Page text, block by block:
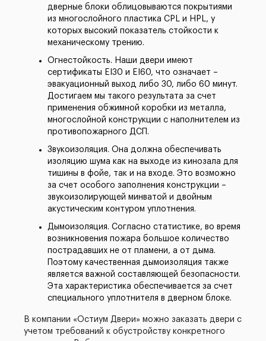
дверные блоки облицовываются покрытиями
из многослойного пластика CPL и HPL, у
которых высокий показатель стойкости к
механическому трению.
Огнестойкость. Наши двери имеют
сертификаты EI30 и EI60, что означает –
эвакуационный выход либо 30, либо 60 минут.
Достигаем мы такого результата за счет
применения обжимной коробки из металла,
многослойной конструкции с наполнителем из
противопожарного ДСП.
Звукоизоляция. Она должна обеспечивать
изоляцию шума как на выходе из кинозала для
тишины в фойе, так и на входе. Это возможно
за счет особого заполнения конструкции –
звукоизолирующей минватой и двойным
акустическим контуром уплотнения.
Дымоизоляция. Согласно статистике, во время
возникновения пожара большое количество
пострадавших не от пламени, а от дыма.
Поэтому качественная дымоизоляция также
является важной составляющей безопасности.
Эта характеристика обеспечивается за счет
специального уплотнителя в дверном блоке.
В компании «Остиум Двери» можно заказать двери с
учетом требований к обустройству конкретного